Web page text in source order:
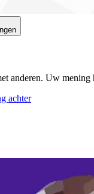
anderen. Uw mening
achter